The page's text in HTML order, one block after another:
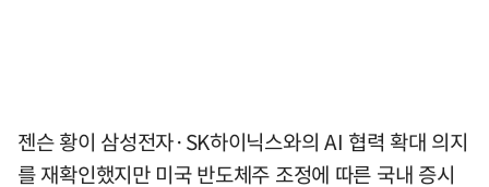
젠슨 황이 삼성전자·SK하이닉스와의 AI 협력 확대 의지
를 재확인했지만 미국 반도체주 조정에 따른 국내 증시